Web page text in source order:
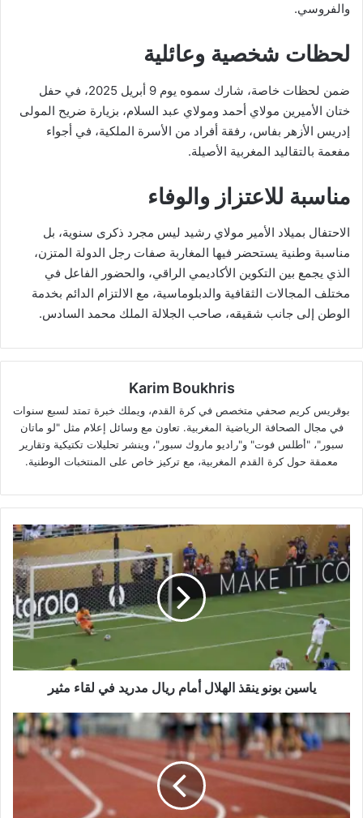
والفروسي.
لحظات شخصية وعائلية
ضمن لحظات خاصة، شارك سموه يوم 9 أبريل 2025، في حفل
ختان الأميرين مولاي أحمد ومولاي عبد السلام، بزيارة ضريح المولى
إدريس الأزهر بفاس، رفقة أفراد من الأسرة الملكية، في أجواء
مفعمة بالتقاليد المغربية الأصيلة.
مناسبة للاعتزاز والوفاء
الاحتفال بميلاد الأمير مولاي رشيد ليس مجرد ذكرى سنوية، بل
مناسبة وطنية يستحضر فيها المغاربة صفات رجل الدولة المتزن،
الذي يجمع بين التكوين الأكاديمي الراقي، والحضور الفاعل في
مختلف المجالات الثقافية والدبلوماسية، مع الالتزام الدائم بخدمة
الوطن إلى جانب شقيقه، صاحب الجلالة الملك محمد السادس.
Karim Boukhris
بوقريس كريم صحفي متخصص في كرة القدم، ويملك خبرة تمتد لسبع سنوات
في مجال الصحافة الرياضية المغربية. تعاون مع وسائل إعلام مثل "لو ماتان
سبور"، "أطلس فوت" و"راديو ماروك سبور"، وينشر تحليلات تكتيكية وتقارير
معمقة حول كرة القدم المغربية، مع تركيز خاص على المنتخبات الوطنية.
ياسين
بونو
ينقذ
الهلال
أمام
ريال
مدريد
لقاء
ياسين بونو ينقذ الهلال أمام ريال مدريد في لقاء مثير
الرياضيون
المغاربة
يحصدون
6
ميداليات
في